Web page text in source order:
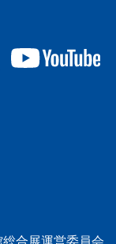
合展運営委員会